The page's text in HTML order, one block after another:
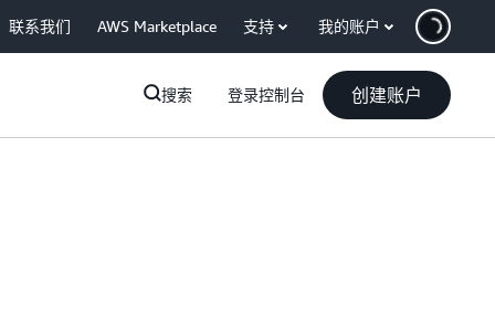
联系我们 AWS Marketplace 支持 我的账户
搜索 登录控制台 创建账户